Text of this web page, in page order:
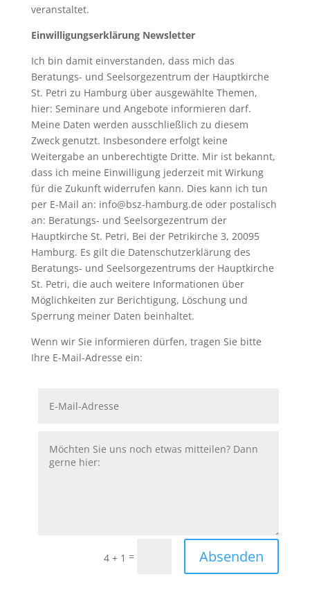
veranstaltet.
Einwilligungserklärung Newsletter
Ich bin damit einverstanden, dass mich das
Beratungs- und Seelsorgezentrum der Hauptkirche
St. Petri zu Hamburg über ausgewählte Themen,
hier: Seminare und Angebote informieren darf.
Meine Daten werden ausschließlich zu diesem
Zweck genutzt. Insbesondere erfolgt keine
Weitergabe an unberechtigte Dritte. Mir ist bekannt,
dass ich meine Einwilligung jederzeit mit Wirkung
für die Zukunft widerrufen kann. Dies kann ich tun
per E-Mail an: info@bsz-hamburg.de oder postalisch
an: Beratungs- und Seelsorgezentrum der
Hauptkirche St. Petri, Bei der Petrikirche 3, 20095
Hamburg. Es gilt die Datenschutzerklärung des
Beratungs- und Seelsorgezentrums der Hauptkirche
St. Petri, die auch weitere Informationen über
Möglichkeiten zur Berichtigung, Löschung und
Sperrung meiner Daten beinhaltet.
Wenn wir Sie informieren dürfen, tragen Sie bitte
Ihre E-Mail-Adresse ein:
4 + 1 = Absenden